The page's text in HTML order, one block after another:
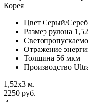
Цвет Серый/
Размер рулона
Отражение
Толщина 56 мкм
Производство
1,52х3 м.
2250 руб.